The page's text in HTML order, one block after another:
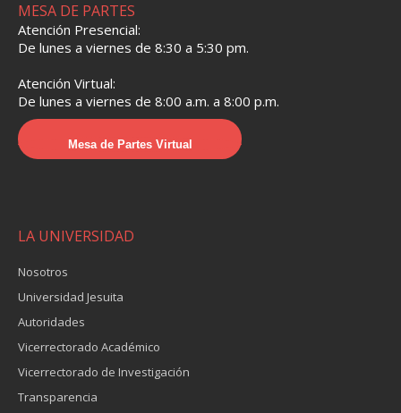
MESA DE PARTES
Atención Presencial:
De lunes a viernes de 8:30 a 5:30 pm.
Atención Virtual:
De lunes a viernes de 8:00 a.m. a 8:00 p.m.
Mesa de Partes Virtual
LA UNIVERSIDAD
Nosotros
Universidad Jesuita
Autoridades
Vicerrectorado Académico
Vicerrectorado de Investigación
Transparencia